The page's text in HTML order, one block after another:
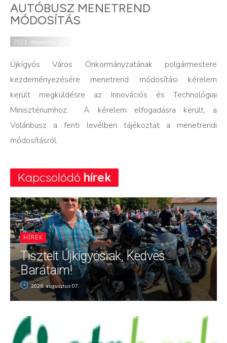
AUTÓBUSZ MENETREND
MÓDOSÍTÁS
2021. december 14.
Újkígyós Város Önkormányzatának polgármestere
kezdeményezésére menetrend módosítási kérelem
került megküldésre az Innovációs és Technológiai
Minisztériumhoz. A kérelem elfogadásra került, a
Volánbusz a fenti levélben tájékoztat a menetrendi
módosításról.
Kapcsolódó hírek
HÍREK
Tisztelt Újkígyósiak, Kedves
Barátaim!
2026. augusztus 07.